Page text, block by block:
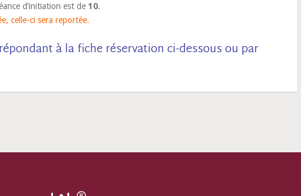
d’initiation est de 10.
celle-ci sera reportée.
à la fiche réservation ci-dessous ou par